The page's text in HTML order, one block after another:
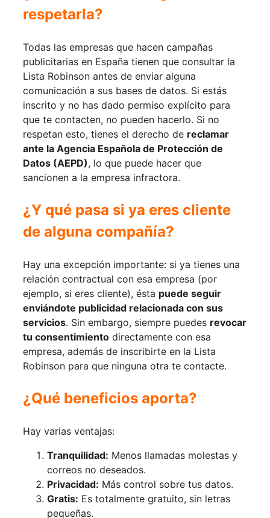
respetarla?
Todas las empresas que hacen campañas
publicitarias en España tienen que consultar la
Lista Robinson antes de enviar alguna
comunicación a sus bases de datos. Si estás
inscrito y no has dado permiso explícito para
que te contacten, no pueden hacerlo. Si no
respetan esto, tienes el derecho de reclamar
ante la Agencia Española de Protección de
Datos (AEPD), lo que puede hacer que
sancionen a la empresa infractora.
¿Y qué pasa si ya eres cliente
de alguna compañía?
Hay una excepción importante: si ya tienes una
relación contractual con esa empresa (por
ejemplo, si eres cliente), ésta puede seguir
enviándote publicidad relacionada con sus
servicios. Sin embargo, siempre puedes revocar
tu consentimiento directamente con esa
empresa, además de inscribirte en la Lista
Robinson para que ninguna otra te contacte.
¿Qué beneficios aporta?
Hay varias ventajas:
Tranquilidad: Menos llamadas molestas y
correos no deseados.
Privacidad: Más control sobre tus datos.
Gratis: Es totalmente gratuito, sin letras
pequeñas.